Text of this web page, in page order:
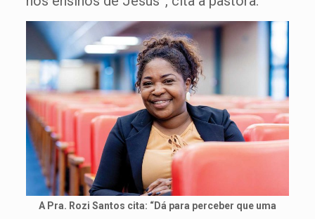
A Pra. Rozi Santos cita: “Dá para perceber que uma